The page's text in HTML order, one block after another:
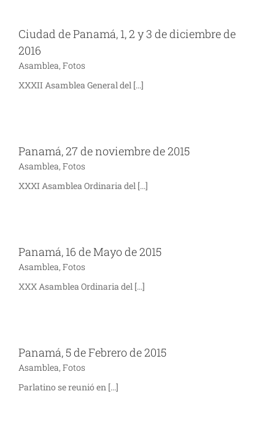
Ciudad de Panamá, 1, 2 y 3 de diciembre de
2016
Asamblea, Fotos
XXXII Asamblea General del [...]
Panamá, 27 de noviembre de 2015
Asamblea, Fotos
XXXI Asamblea Ordinaria del [...]
Panamá, 16 de Mayo de 2015
Asamblea, Fotos
XXX Asamblea Ordinaria del [...]
Panamá, 5 de Febrero de 2015
Asamblea, Fotos
Parlatino se reunió en [...]